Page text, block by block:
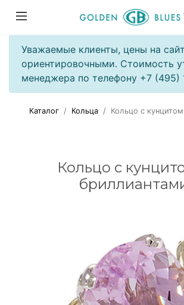
Уважаемые клиенты, цены на
ориентировочными. Стоимость
менеджера по телефону +7 (495)
Каталог Кольца Кольцо с
Кольцо с